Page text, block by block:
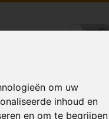
om uw
inhoud en
en om te begrijpen
BEDRUKKEN ACCESSOIRES